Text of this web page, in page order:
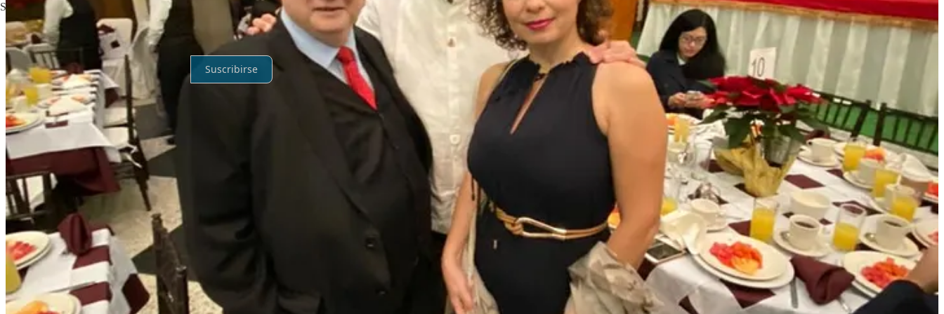
Sin posts
Por supuesto, sigue adelante.
Suscribirse
© 2026 Artorius INC ·Privacidad ∙ Términos
Crea tu Substack
Substack es el hogar de la gran cultura